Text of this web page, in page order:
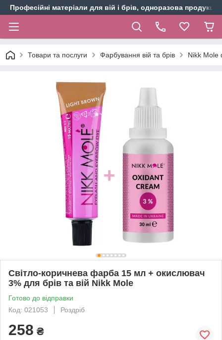
Професійні матеріали для вій і брів, одноразова продукція
Товари та послуги Фарбування вій та брів Nikk Mole
Світло-коричнева фарба 15 мл + окислювач
3% для брів та вій Nikk Mole
Готово до відправки
Код: 021053
Роздріб
258 ₴